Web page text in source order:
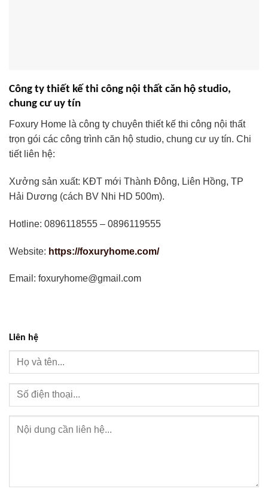
Công ty thiết kế thi công nội thất căn hộ studio,
chung cư uy tín
Foxury Home là công ty chuyên thiết kế thi công nội thất
trọn gói các công trình căn hộ studio, chung cư uy tín. Chi
tiết liên hệ:
Xưởng sản xuất: KĐT mới Thành Đông, Liên Hồng, TP
Hải Dương (cách BV Nhi HD 500m).
Hotline: 0896118555 – 0896119555
Website: https://foxuryhome.com/
Email: foxuryhome@gmail.com
Liên hệ